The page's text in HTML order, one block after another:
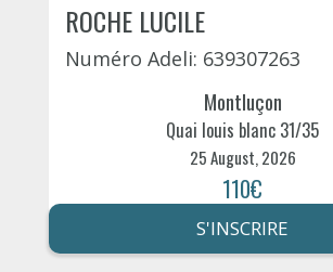
ROCHE LUCILE
Numéro Adeli: 639307263
Montluçon
Quai louis blanc 31/35
25 August, 2026
110€
S'INSCRIRE